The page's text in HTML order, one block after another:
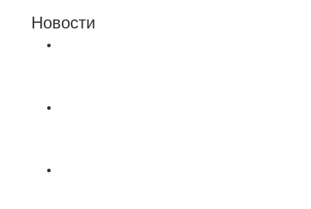
Новости